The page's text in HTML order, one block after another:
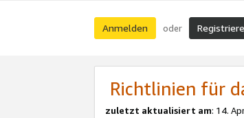
Anmelden oder
Richtlinien für
zuletzt aktualisiert am: 14.